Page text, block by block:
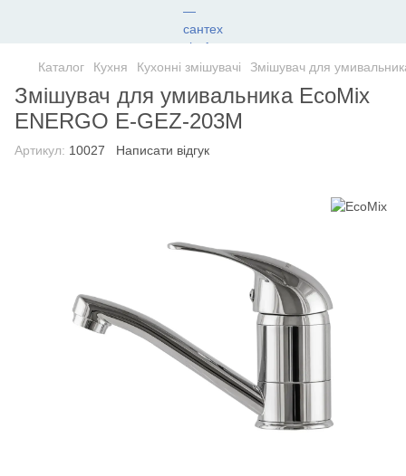
Каталог Кухня Кухонні змішувачі Змішувач для
Змішувач для умивальника EcoMix
ENERGO E-GEZ-203M
Артикул: 10027 Написати відгук